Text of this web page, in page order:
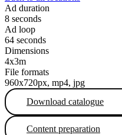
Ad duration
8 seconds
Ad loop
64 seconds
Dimensions
4x3m
File formats
960x720px, mp4, jpg
Download catalogue
Content preparation